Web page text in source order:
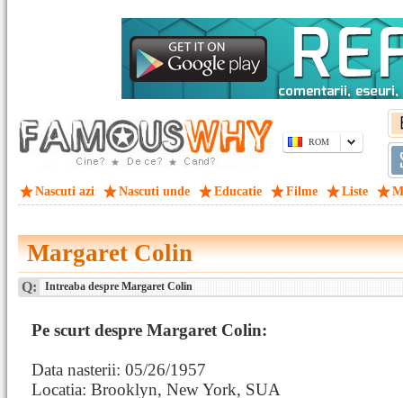
ROM
Nascuti azi Nascuti unde Educatie Filme Liste
Margaret Colin
Q: Intreaba despre Margaret Colin
Pe scurt despre Margaret Colin:
Data nasterii: 05/26/1957
Locatia: Brooklyn, New York, SUA